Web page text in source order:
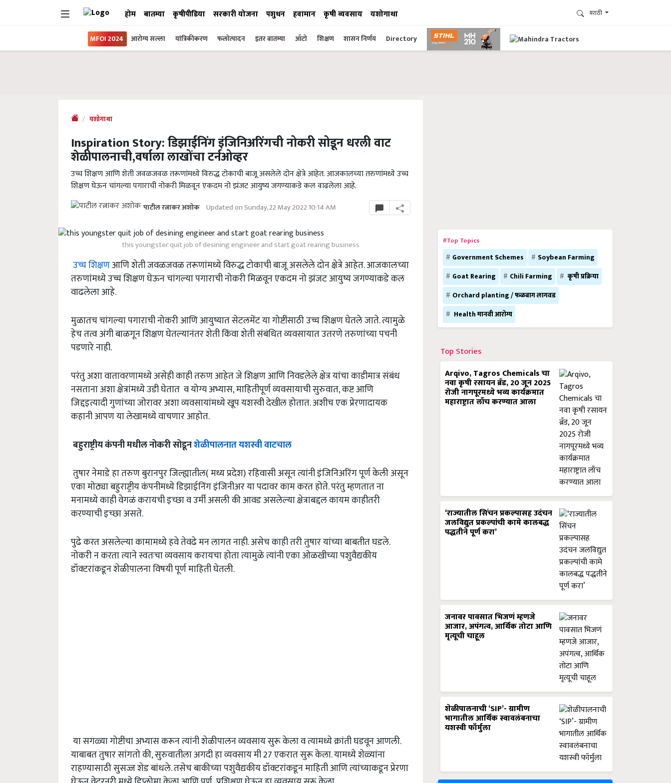
होम बातम्या कृषीपीडिया सरकारी योजना पशुधन हवामान कृषी व्यवसाय यशोगाथा मराठी
MFOI 2024 आरोग्य सल्ला यांत्रिकीकरण फलोत्पादन इतर बातम्या ऑटो शिक्षण शासन निर्णय Directory
यशोगाथा
Inspiration Story: डिझाईनिंग इंजिनिअरिंगची नोकरी सोडून धरली वाट
शेळीपालनाची,वर्षाला लाखोंचा टर्नओव्हर
उच्च शिक्षण आणि शेती जवळजवळ तरूणांमध्ये विरुद्ध टोकाची बाजू असलेले दोन क्षेत्रे आहेत. आजकालच्या तरुणांमध्ये उच्च
शिक्षण घेऊन चांगल्या पगाराची नोकरी मिळवून एकदम नो झंजट आयुष्य जगण्याकडे कल वाढलेला आहे.
पाटील रत्नाकर अशोक Updated on Sunday, 22 May 2022 10:14 AM
this youngster quit job of desining engineer and start goat rearing business
उच्च शिक्षणआणि शेती जवळजवळ तरूणांमध्ये विरुद्ध टोकाची बाजू असलेले दोन क्षेत्रे आहेत. आजकालच्या
तरुणांमध्ये उच्च शिक्षण घेऊन चांगल्या पगाराची नोकरी मिळवून एकदम नो झंजट आयुष्य जगण्याकडे कल
वाढलेला आहे.
मुळातच चांगल्या पगाराची नोकरी आणि आयुष्यात सेटलमेंट या गोष्टींसाठी उच्च शिक्षण घेतले जाते. त्यामुळे
हेच तत्व अंगी बाळगून शिक्षण घेतल्यानंतर शेती किंवा शेती संबंधित व्यवसायात उतरणे तरुणांच्या पचनी
पडणारे नाही.
परंतु अशा वातावरणामध्ये असेही काही तरुण आहेत जे शिक्षण आणि निवडलेले क्षेत्र यांचा काडीमात्र संबंध
नसताना अशा क्षेत्रांमध्ये उडी घेतात व योग्य अभ्यास, माहितीपूर्ण व्यवसायाची सुरुवात, कष्ट आणि
जिद्दइत्यादी गुणांच्या जोरावर अशा व्यवसायांमध्ये खूप यशस्वी देखील होतात. अशीच एक प्रेरणादायक
कहानी आपण या लेखामध्ये वाचणार आहोत.
बहुराष्ट्रीयकंपनीमधीलनोकरीसोडूनशेळीपालनातयशस्वीवाटचाल
तुषार नेमाडे हा तरुण बुरानपुर जिल्ह्यातील( मध्य प्रदेश) रहिवासी असून त्यांनी इंजिनिअरिंग पूर्ण केली असून
एका मोठ्या बहुराष्ट्रीय कंपनीमध्ये डिझाईनिंग इंजिनीअर या पदावर काम करत होते. परंतु म्हणतात ना
मनामध्ये काही वेगळं करायची इच्छा व उर्मी असली की आवड असलेल्या क्षेत्राबद्दल कायम काहीतरी
करण्याची इच्छा असते.
पुढे करत असलेल्या कामामध्ये हवे तेवढे मन लागत नाही. असेच काही तरी तुषार यांच्या बाबतीत घडले.
नोकरी न करता त्याने स्वतःचा व्यवसाय करायचा होता त्यामुळे त्यांनी एका ओळखीच्या पशुवैद्यकीय
डॉक्‍टरांकडून शेळीपालना विषयी पूर्ण माहिती घेतली.
या सगळ्या गोष्टींचा अभ्यास करून त्यांनी शेळीपालन व्यवसाय सुरू केला व त्यामध्ये क्रांती घडवून आणली.
याबाबत तुषार सांगतो की, सुरुवातीला अगदी हा व्यवसाय मी 27 एकरात सुरू केला. यामध्ये शेळ्यांना
राहण्यासाठी सुसज्ज शेड बांधले. तसेच बाकीच्या पशुवैद्यकीय डॉक्‍टरांकडून माहिती आणि त्यांच्याकडून प्रेरणा
#Top Topics
Government Schemes
Soybean Farming
Goat Rearing
Chili Farming
कृषी प्रक्रिया
Orchard planting / फळबाग लागवड
Health मानवी आरोग्य
Top Stories
Arqivo, Tagros Chemicals चा
नवा कृषी रसायन ब्रँड, 20 जून 2025
रोजी नागपूरमध्ये भव्य कार्यक्रमात
महाराष्ट्रात लाँच करण्यात आला
‘राज्यातील सिंचन प्रकल्पासह उदंचन
जलविद्युत प्रकल्पांची कामे कालबद्ध
पद्धतीने पूर्ण करा’
जनावर पावसात भिजणं म्हणजे
आजार, अपंगत्व, आर्थिक तोटा आणि
मृत्यूची चाहूल
शेळीपालनाची ‘SIP’- ग्रामीण
भागातील आर्थिक स्वावलंबनाचा
यशस्वी फॉर्मुला